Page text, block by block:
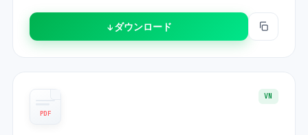
↓ ダウンロード
PDF
VN